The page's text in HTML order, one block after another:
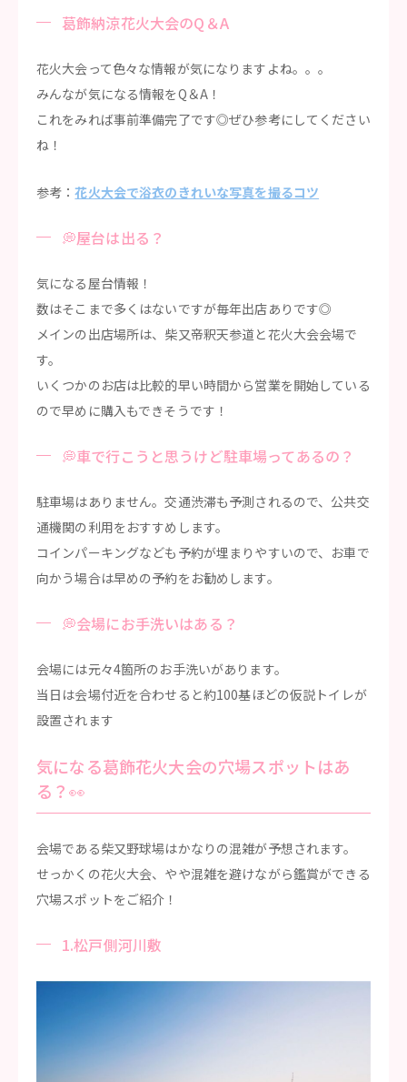
葛飾納涼花火大会のQ＆A
花火大会って色々な情報が気になりますよね。。。
みんなが気になる情報をQ＆A！
これをみれば事前準備完了です◎ぜひ参考にしてください
ね！
参考：花火大会で浴衣のきれいな写真を撮るコツ
💭屋台は出る？
気になる屋台情報！
数はそこまで多くはないですが毎年出店ありです◎
メインの出店場所は、柴又帝釈天参道と花火大会会場で
す。
いくつかのお店は比較的早い時間から営業を開始している
ので早めに購入もできそうです！
💭車で行こうと思うけど駐車場ってあるの？
駐車場はありません。交通渋滞も予測されるので、公共交
通機関の利用をおすすめします。
コインパーキングなども予約が埋まりやすいので、お車で
向かう場合は早めの予約をお勧めします。
💭会場にお手洗いはある？
会場には元々4箇所のお手洗いがあります。
当日は会場付近を合わせると約100基ほどの仮説トイレが
設置されます
気になる葛飾花火大会の穴場スポットはあ
る？👀
会場である柴又野球場はかなりの混雑が予想されます。
せっかくの花火大会、やや混雑を避けながら鑑賞ができる
穴場スポットをご紹介！
1.松戸側河川敷